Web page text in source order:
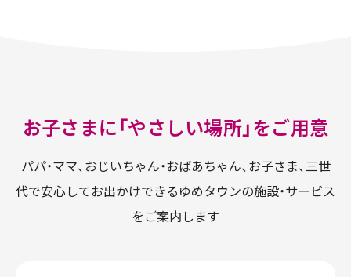
お子さまに「やさしい場所」をご用意
パパ・ママ、おじいちゃん・おばあちゃん、お子さま、三世
代で安心してお出かけできるゆめタウンの施設・サービス
をご案内します